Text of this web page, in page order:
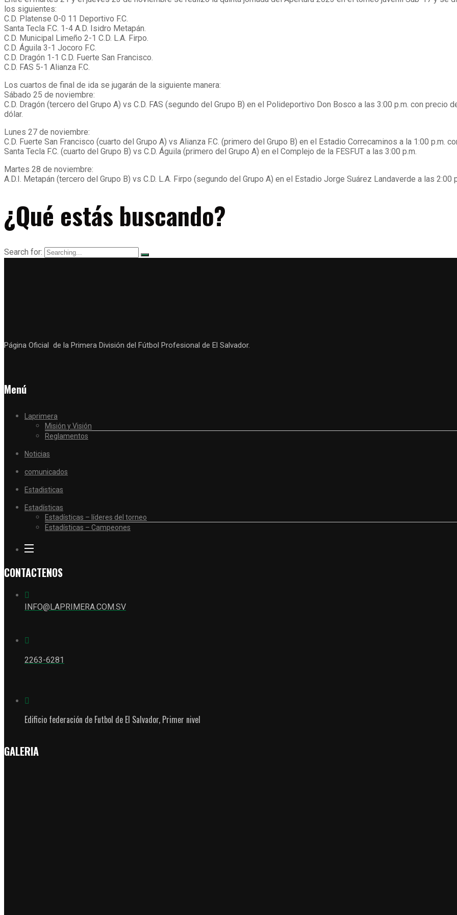
los siguientes:
C.D. Platense 0-0 11 Deportivo F.C.
Santa Tecla F.C. 1-4 A.D. Isidro Metapán.
C.D. Municipal Limeño 2-1 C.D. L.A. Firpo.
C.D. Águila 3-1 Jocoro F.C.
C.D. Dragón 1-1 C.D. Fuerte San Francisco.
C.D. FAS 5-1 Alianza F.C.
Los cuartos de final de ida se jugarán de la siguiente manera:
Sábado 25 de noviembre:
C.D. Dragón (tercero del Grupo A) vs C.D. FAS (segundo del Grupo B) en el Polideportivo Don Bosco a las 3:00 p.m. con precio
dólar.
Lunes 27 de noviembre:
C.D. Fuerte San Francisco (cuarto del Grupo A) vs Alianza F.C. (primero del Grupo B) en el Estadio Correcaminos a la 1:00 p.m.
Santa Tecla F.C. (cuarto del Grupo B) vs C.D. Águila (primero del Grupo A) en el Complejo de la FESFUT a las 3:00 p.m.
Martes 28 de noviembre:
A.D.I. Metapán (tercero del Grupo B) vs C.D. L.A. Firpo (segundo del Grupo A) en el Estadio Jorge Suárez Landaverde a las 2:00
¿Qué estás buscando?
Search for:
Página Oficial de la Primera División del Fútbol Profesional de El Salvador.
Menú
Laprimera
Misión y Visión
Reglamentos
Noticias
comunicados
Estadisticas
Estadísticas
Estadísticas – líderes del torneo
Estadísticas – Campeones
CONTACTENOS
INFO@LAPRIMERA.COM.SV
2263-6281
Edificio federación de Futbol de El Salvador, Primer nivel
GALERIA